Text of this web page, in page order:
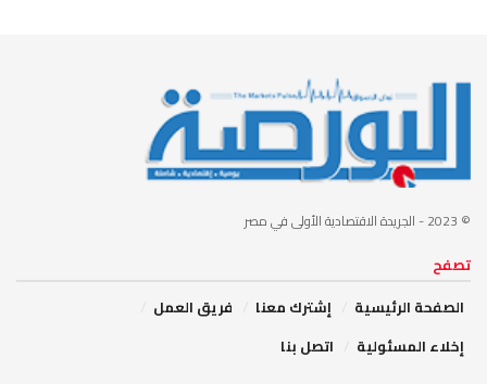
© 2023 - الجريدة الاقتصادية الأولى في مصر
تصفح
الصفحة الرئيسية
إشترك معنا
فريق العمل
إخلاء المسئولية
اتصل بنا